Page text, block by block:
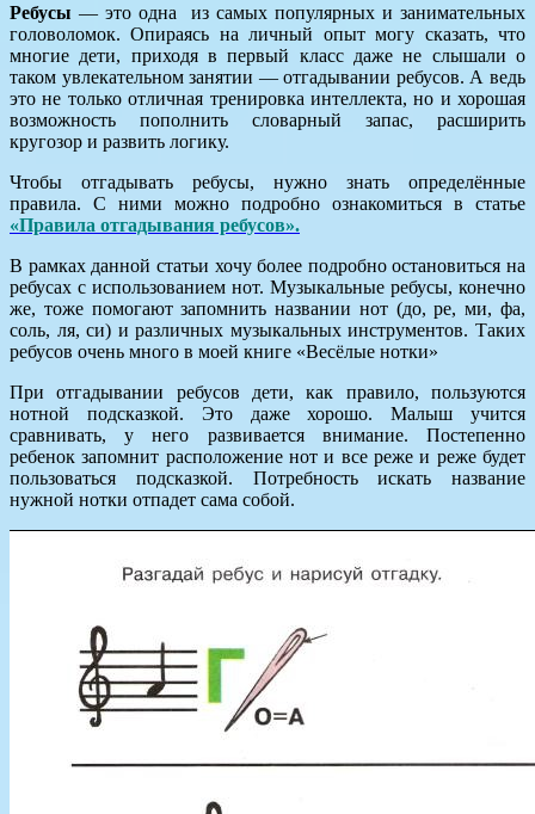
Ребусы — это одна из самых популярных и занимательных
головоломок. Опираясь на личный опыт могу сказать, что
многие дети, приходя в первый класс даже не слышали о
таком увлекательном занятии — отгадывании ребусов. А ведь
это не только отличная тренировка интеллекта, но и хорошая
возможность пополнить словарный запас, расширить
кругозор и развить логику.
Чтобы отгадывать ребусы, нужно знать определённые
правила. С ними можно подробно ознакомиться в статье
«Правила отгадывания ребусов».
В рамках данной статьи хочу более подробно остановиться на
ребусах с использованием нот. Музыкальные ребусы, конечно
же, тоже помогают запомнить названии нот (до, ре, ми, фа,
соль, ля, си) и различных музыкальных инструментов. Таких
ребусов очень много в моей книге «Весёлые нотки»
При отгадывании ребусов дети, как правило, пользуются
нотной подсказкой. Это даже хорошо. Малыш учится
сравнивать, у него развивается внимание. Постепенно
ребенок запомнит расположение нот и все реже и реже будет
пользоваться подсказкой. Потребность искать название
нужной нотки отпадет сама собой.